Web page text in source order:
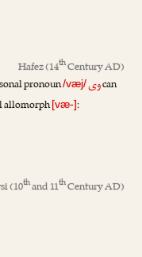
Hafez(14thCentury AD)
pronoun/væj/ویcan
allomorph[væ-]:
(10thand 11thCentury AD)